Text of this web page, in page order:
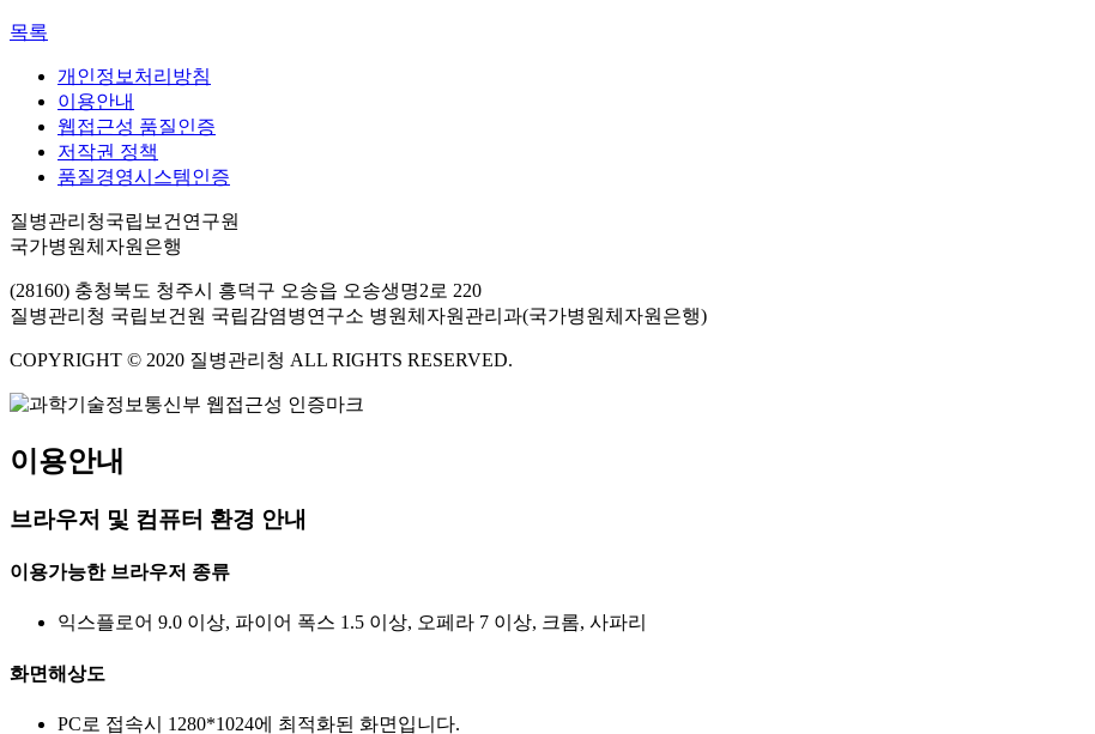
목록
개인정보처리방침
이용안내
웹접근성 품질인증
저작권 정책
품질경영시스템인증
질병관리청국립보건연구원
국가병원체자원은행
(28160) 충청북도 청주시 흥덕구 오송읍 오송생명2로 220
질병관리청 국립보건원 국립감염병연구소 병원체자원관리과(국가병원체자원은행)
COPYRIGHT © 2020 질병관리청 ALL RIGHTS RESERVED.
이용안내
브라우저 및 컴퓨터 환경 안내
이용가능한 브라우저 종류
익스플로어 9.0 이상, 파이어 폭스 1.5 이상, 오페라 7 이상, 크롬, 사파리
화면해상도
PC로 접속시 1280*1024에 최적화된 화면입니다.